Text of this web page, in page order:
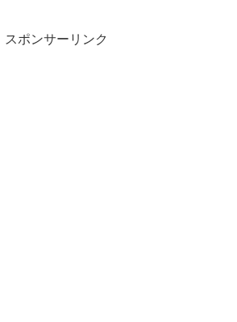
スポンサーリンク